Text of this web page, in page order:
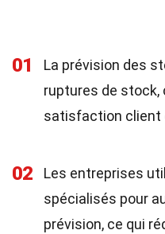
01
La prévision des
ruptures de stock,
satisfaction client
02
Les entreprises
spécialisés pour
prévision, ce qui